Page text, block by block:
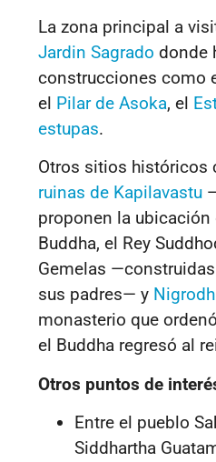
La zona principal a
Jardin Sagrado donde
construcciones como
el Pilar de Asoka, el
estupas.
Otros sitios históricos
ruinas de Kapilavastu
proponen la
Buddha, el Rey
Gemelas
sus padres— y
monasterio que
el Buddha regresó al
Otros puntos de
Entre el pueblo
Siddhartha